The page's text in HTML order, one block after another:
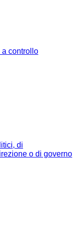
a controllo
di
o di governo